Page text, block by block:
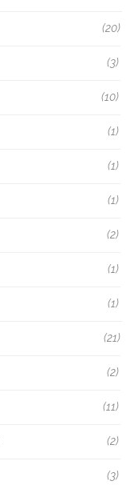
(20)
(3)
(10)
(1)
(1)
(1)
(2)
(1)
(1)
(21)
(2)
(11)
(2)
(3)